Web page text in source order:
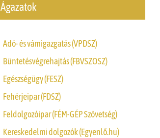
Ágazatok
Adó- és vámigazgatás (VPDSZ)
Büntetésvégrehajtás (FBVSZOSZ)
Egészségügy (FESZ)
Fehérjeipar (FDSZ)
Feldolgozóipar (FÉM-GÉP Szövetség)
Kereskedelmi dolgozók (Egyenlő.hu)